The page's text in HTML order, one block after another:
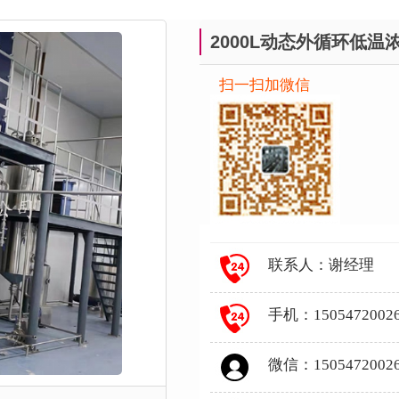
2000L动态外循环低温
扫一扫加微信
联系人：谢经理
手机：
微信：